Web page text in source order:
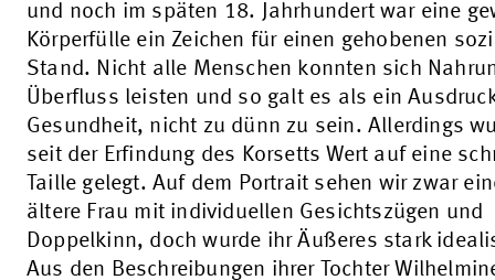
und noch im späten 18. Jahrhundert war eine
Körperfülle ein Zeichen für einen gehobenen
Stand. Nicht alle Menschen konnten sich
Überfluss leisten und so galt es als ein
Gesundheit, nicht zu dünn zu sein. Allerdings
seit der Erfindung des Korsetts Wert auf eine
Taille gelegt. Auf dem Portrait sehen wir zwar
ältere Frau mit individuellen Gesichtszügen und
Doppelkinn, doch wurde ihr Äußeres stark
Aus den Beschreibungen ihrer Tochter